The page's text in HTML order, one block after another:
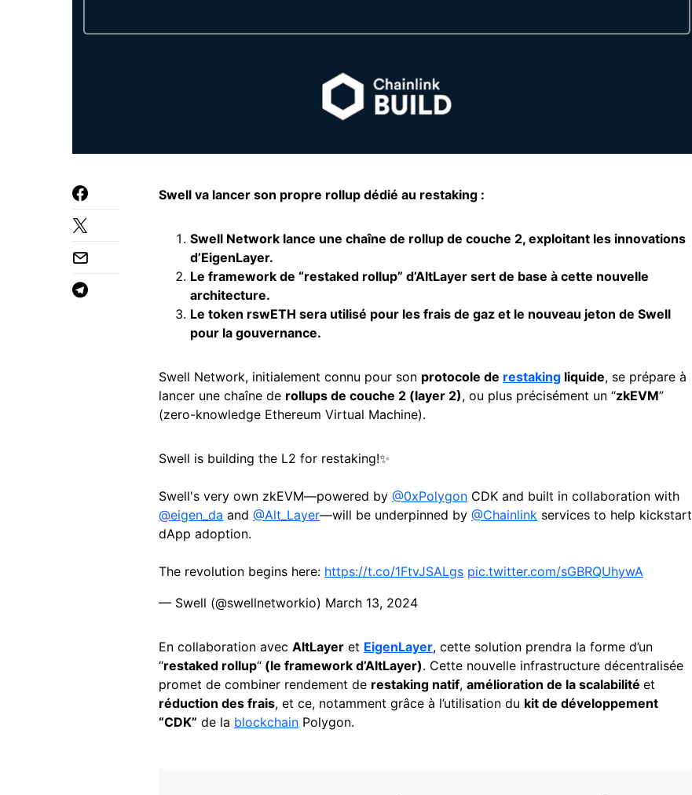
Swell va lancer son propre rollup dédié au restaking :
Swell Network lance une chaîne de rollup de couche 2, exploitant les innovations
d’EigenLayer.
Le framework de “restaked rollup” d’AltLayer sert de base à cette nouvelle
architecture.
Le token rswETH sera utilisé pour les frais de gaz et le nouveau jeton de Swell
pour la gouvernance.
Swell Network, initialement connu pour son protocole de restaking liquide, se prépare à
lancer une chaîne de rollups de couche 2 (layer 2), ou plus précisément un “zkEVM”
(zero-knowledge Ethereum Virtual Machine).
Swell is building the L2 for restaking!✨
Swell's very own zkEVM—powered by @0xPolygon CDK and built in collaboration with
@eigen_da and @Alt_Layer—will be underpinned by @Chainlink services to help kickstart
dApp adoption.
The revolution begins here: https://t.co/1FtvJSALgs pic.twitter.com/sGBRQUhywA
— Swell (@swellnetworkio) March 13, 2024
En collaboration avec AltLayer et EigenLayer, cette solution prendra la forme d’un
“restaked rollup“ (le framework d’AltLayer). Cette nouvelle infrastructure décentralisée
promet de combiner rendement de restaking natif, amélioration de la scalabilité et
réduction des frais, et ce, notamment grâce à l’utilisation du kit de développement
“CDK” de la blockchain Polygon.